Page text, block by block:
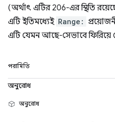
(অর্থাৎ এটির 206-এর স্থিতি
এটি ইতিমধ্যেই Range:
এটি যেমন আছে-সেভাবে ফিরিয়ে
পরামিতি
অনুরোধ
অনুরোধ